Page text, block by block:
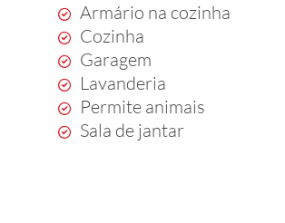
Armário na cozinha
Cozinha
Garagem
Lavanderia
Permite animais
Sala de jantar